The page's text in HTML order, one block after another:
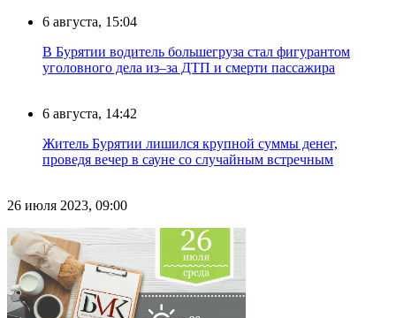
6 августа, 15:04
В Бурятии водитель большегруза стал фигурантом
уголовного дела из–за ДТП и смерти пассажира
6 августа, 14:42
Житель Бурятии лишился крупной суммы денег,
проведя вечер в сауне со случайным встречным
26 июля 2023, 09:00